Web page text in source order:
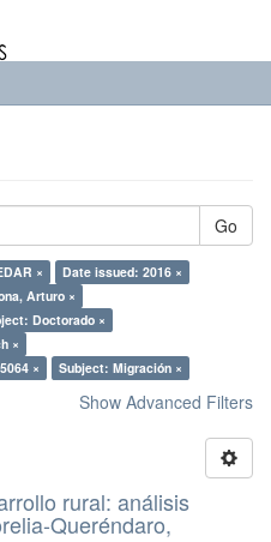
Go
×
Date issued: 2016 ×
Arturo ×
Doctorado ×
×
×
Subject: Migración ×
Show Advanced Filters
rural: análisis
Queréndaro,